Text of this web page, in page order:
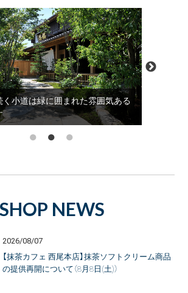
じめ緑茶やスイーツまで豊富な品
SHOP NEWS
2026/08/07
【抹茶カフェ 西尾本店】抹茶ソフトクリーム商品
の提供再開について（8月8日(土)）